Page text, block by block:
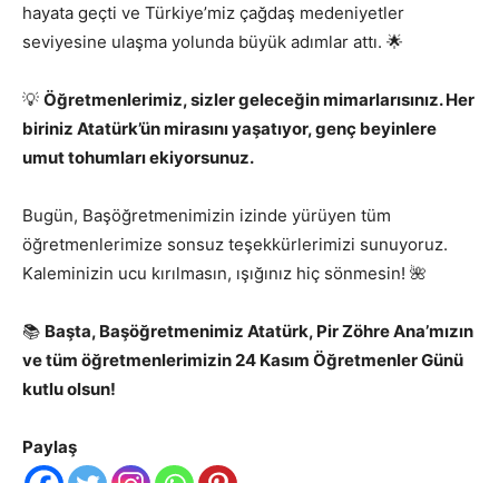
hayata geçti ve Türkiye’miz çağdaş medeniyetler
seviyesine ulaşma yolunda büyük adımlar attı. 🌟
💡 Öğretmenlerimiz, sizler geleceğin mimarlarısınız. Her
biriniz Atatürk’ün mirasını yaşatıyor, genç beyinlere
umut tohumları ekiyorsunuz.
Bugün, Başöğretmenimizin izinde yürüyen tüm
öğretmenlerimize sonsuz teşekkürlerimizi sunuyoruz.
Kaleminizin ucu kırılmasın, ışığınız hiç sönmesin! 🌺
📚 Başta, Başöğretmenimiz Atatürk, Pir Zöhre Ana’mızın
ve tüm öğretmenlerimizin 24 Kasım Öğretmenler Günü
kutlu olsun!
Paylaş